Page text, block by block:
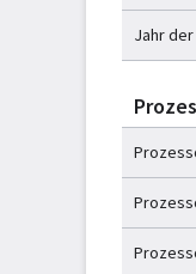
Jahr